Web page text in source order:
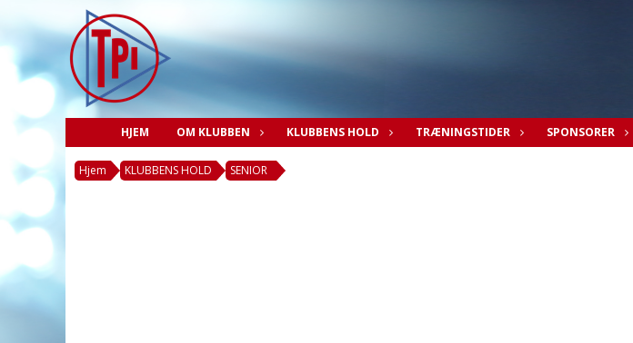
HJEM OM KLUBBEN KLUBBENS HOLD TRÆNINGSTIDER SPONSORER
Hjem KLUBBENS HOLD SENIOR